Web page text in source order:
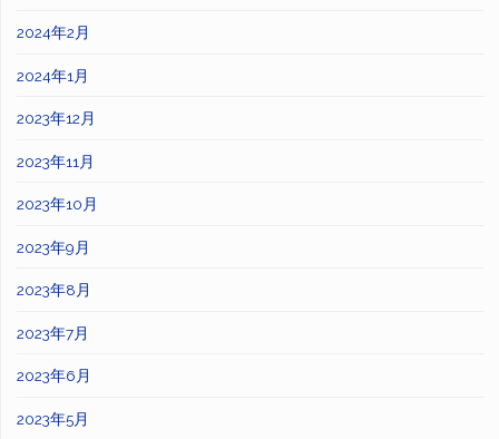
2024年2月
2024年1月
2023年12月
2023年11月
2023年10月
2023年9月
2023年8月
2023年7月
2023年6月
2023年5月